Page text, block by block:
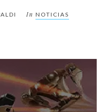
In NOTICIAS